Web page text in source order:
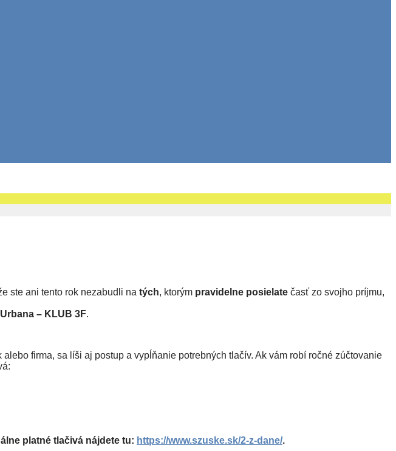
ste ani tento rok nezabudli na tých, ktorým pravidelne posielate časť zo svojho príjmu,
– KLUB 3F.
firma, sa líši aj postup a vypĺňanie potrebných tlačív. Ak vám robí ročné zúčtovanie
platné tlačivá nájdete tu: https://www.szuske.sk/2-z-dane/.